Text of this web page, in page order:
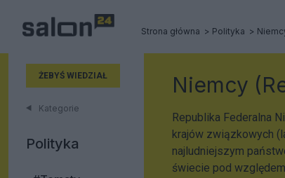
Strona główna Polityka
ŻEBYŚ WIEDZIAŁ
Kategorie
Polityka
Niemcy
Republika Federalna
krajów związkowych
najludniejszym
świecie pod względem